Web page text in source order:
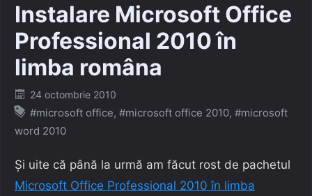
Instalare Microsoft Office
Professional 2010 în
limba româna
Posted
on
24 octombrie 2010
#microsoft office, #microsoft office 2010, #microsoft
word 2010
Și uite că până la urmă am făcut rost de pachetul
Microsoft Office Professional 2010 în limba